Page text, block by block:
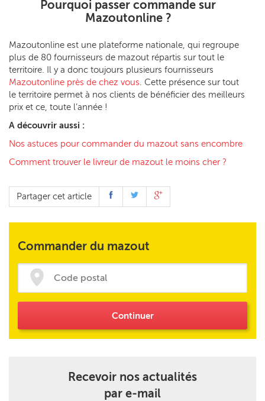
Pourquoi passer commande sur
Mazoutonline ?
Mazoutonline est une plateforme nationale, qui regroupe
plus de 80 fournisseurs de mazout répartis sur tout le
territoire. Il y a donc toujours plusieurs fournisseurs
Mazoutonline près de chez vous. Cette présence sur tout
le territoire permet à nos clients de bénéficier des meilleurs
prix et ce, toute l’année !
A découvrir aussi :
Nos astuces pour commander du mazout sans encombre
Comment trouver le livreur de mazout le moins cher ?
Partager cet article
Commander du mazout
Continuer
Recevoir nos actualités
par e-mail